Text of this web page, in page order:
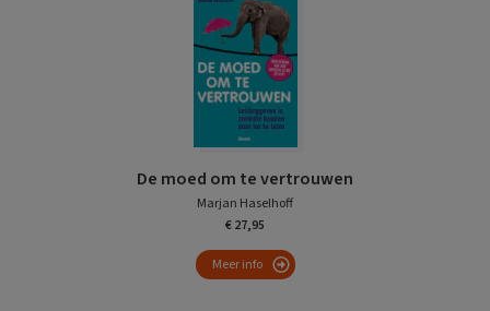
De moed om te vertrouwen
Marjan Haselhoff
€ 27,95
Meer info